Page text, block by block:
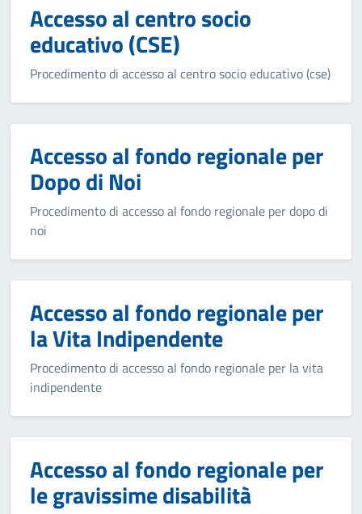
Accesso al centro socio
educativo (CSE)
Procedimento di accesso al centro socio educativo (cse)
Accesso al fondo regionale per
Dopo di Noi
Procedimento di accesso al fondo regionale per dopo di
noi
Accesso al fondo regionale per
la Vita Indipendente
Procedimento di accesso al fondo regionale per la vita
indipendente
Accesso al fondo regionale per
le gravissime disabilità